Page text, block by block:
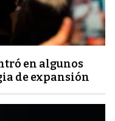
en algunos
de expansión